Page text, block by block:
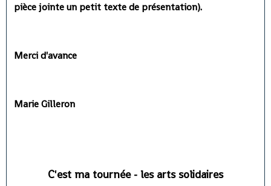
pièce jointe un petit texte de présentation).
Merci d'avance
Marie Gilleron
C'est ma tournée - les arts solidaires